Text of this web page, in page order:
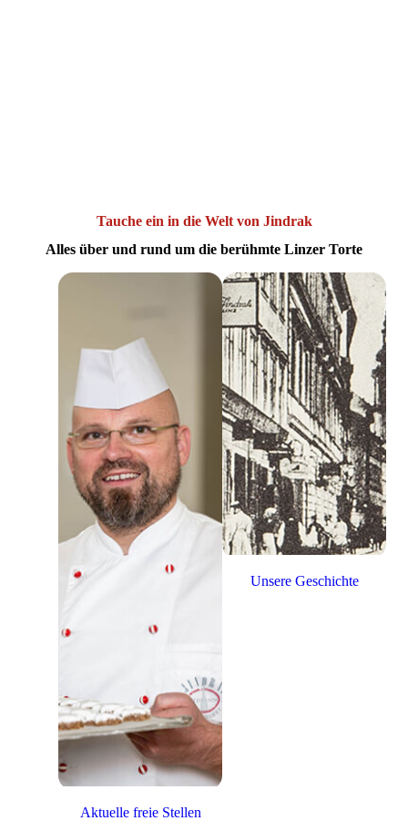
Tauche ein in die Welt von Jindrak
Alles über und rund um die berühmte Linzer Torte
Aktuelle freie Stellen
Unsere Geschichte